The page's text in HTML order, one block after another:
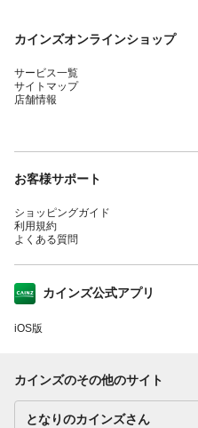
カインズオンラインショップ
サービス一覧
サイトマップ
店舗情報
お客様サポート
ショッピングガイド
利用規約
よくある質問
カインズ公式アプリ
iOS版
カインズのその他のサイト
となりのカインズさん